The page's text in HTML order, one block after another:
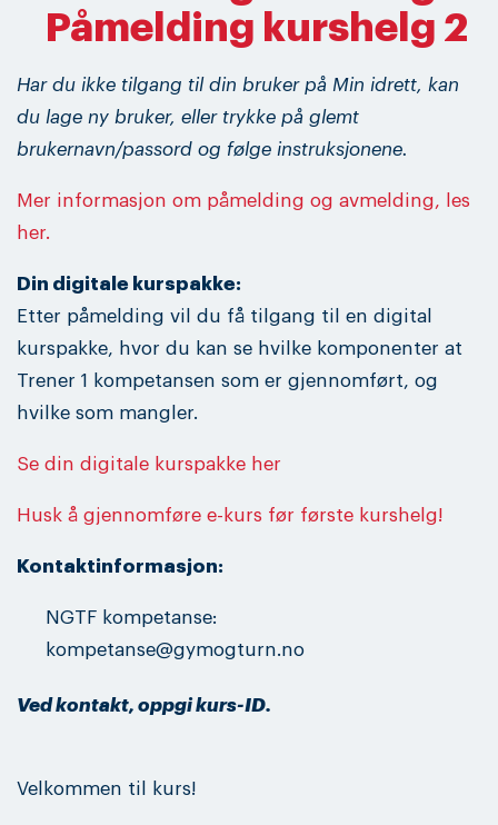
Påmelding kurshelg 2
Har du ikke tilgang til din bruker på Min idrett, kan
du lage ny bruker, eller trykke på glemt
brukernavn/passord og følge instruksjonene.
Mer informasjon om påmelding og avmelding, les
her.
Din digitale kurspakke:
Etter påmelding vil du få tilgang til en digital
kurspakke, hvor du kan se hvilke komponenter at
Trener 1 kompetansen som er gjennomført, og
hvilke som mangler.
Se din digitale kurspakke her
Husk å gjennomføre e-kurs før første kurshelg!
Kontaktinformasjon:
NGTF kompetanse:
kompetanse@gymogturn.no
Ved kontakt, oppgi kurs-ID.
Velkommen til kurs!